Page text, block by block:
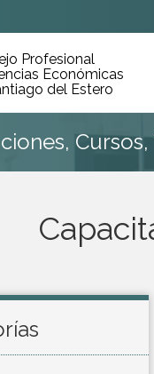
Profesional
Económicas
del Estero